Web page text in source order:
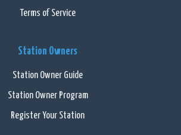
Terms of Service
Station Owners
Station Owner Guide
Station Owner Program
Register Your Station